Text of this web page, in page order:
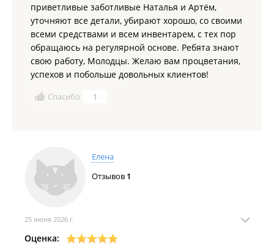
приветливые заботливые Наталья и Артём,
уточняют все детали, убирают хорошо, со своими
всеми средствами и всем инвентарем, с тех пор
обращаюсь на регулярной основе. Ребята знают
свою работу, Молодцы. Желаю вам процветания,
успехов и побольше довольных клиентов!
Спасибо 1
Елена
Отзывов 1
25 июня 2026 г.
Оценка: